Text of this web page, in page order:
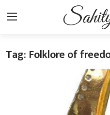
Login
Tag: Folklore of